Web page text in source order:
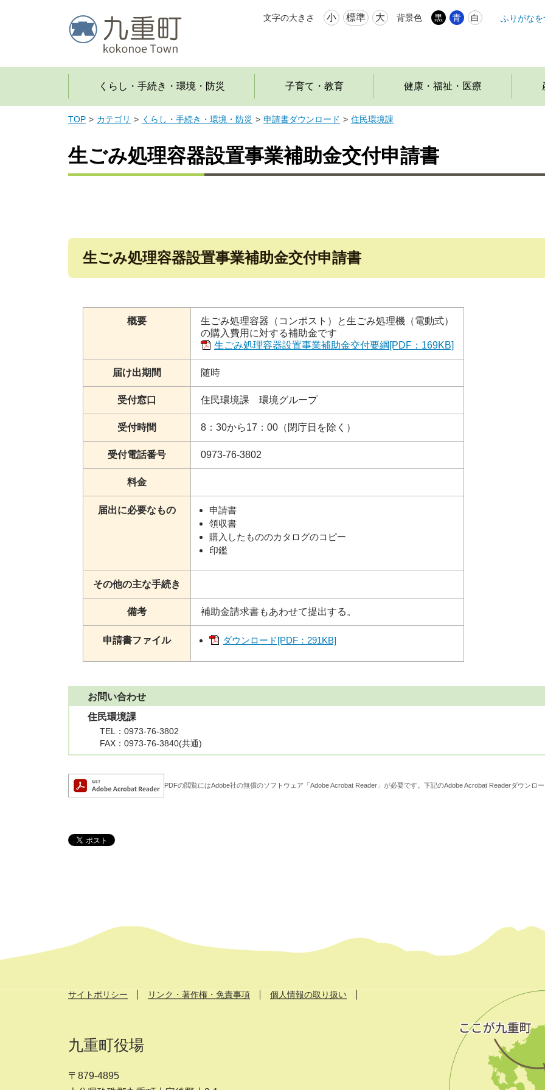
本
文字の大きさ 小 標準 大 背景色 黒 青 白 ふりがなを
くらし・手続き・環境・防災 子育て・教育 健康・福祉・医療
TOP カテゴリ くらし・手続き・環境・防災 申請書ダウンロード 住民環境課
生ごみ処理容器設置事業補助金交付申請書
生ごみ処理容器設置事業補助金交付申請書
概要
生ごみ処理容器（コンポスト）と生ごみ処理機（電動式）
の購入費用に対する補助金です
生ごみ処理容器設置事業補助金交付要綱[PDF：169KB]
届け出期間 随時
受付窓口 住民環境課 環境グループ
受付時間 8：30から17：00（閉庁日を除く）
受付電話番号 0973-76-3802
料金
届出に必要なもの
申請書
領収書
購入したもののカタログのコピー
印鑑
その他の主な手続き
備考 補助金請求書もあわせて提出する。
申請書ファイル ダウンロード[PDF：291KB]
お問い合わせ
住民環境課
TEL
：0973-76-3802
FAX ：0973-76-3840(共通)
PDFの閲覧にはAdobe社の無償のソフトウェア「Adobe Acrobat Reader」が必要です。下記のAdobe Acrobat Readerダウンロ
サイトポリシー リンク・著作権・免責事項 個人情報の取り扱い
九重町役場
〒879-4895